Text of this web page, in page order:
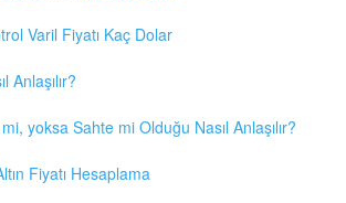
Varil Fiyatı Kaç Dolar
Anlaşılır?
yoksa Sahte mi Olduğu Nasıl Anlaşılır?
Fiyatı Hesaplama